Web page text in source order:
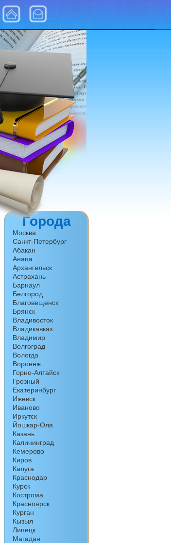
Города
Москва
Санкт-Петербург
Абакан
Анапа
Архангельск
Астрахань
Барнаул
Белгород
Благовещенск
Брянск
Владивосток
Владикавказ
Владимир
Волгоград
Вологда
Воронеж
Горно-Алтайск
Грозный
Екатеринбург
Ижевск
Иваново
Иркутск
Йошкар-Ола
Казань
Калининград
Кемерово
Киров
Калуга
Краснодар
Курск
Кострома
Красноярск
Курган
Кызыл
Липецк
Магадан